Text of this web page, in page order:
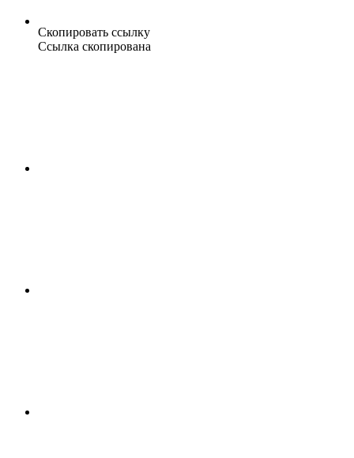
Скопировать ссылку
Ссылка скопирована